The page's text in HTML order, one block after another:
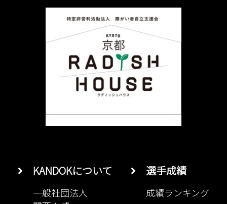
KANDOKについて
一般社団法人
選手成績
成績ランキング